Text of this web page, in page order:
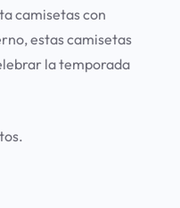
camisetas con
estas camisetas
la temporada